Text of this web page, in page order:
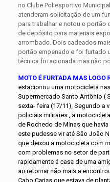
no Clube Poliesportivo
atenderam solicitação de um
para trabalhar e notou o portão
de depósito para materiais
arrombado. Dois cadeados
portão empenado e foi furtado
técnica foi acionada mas não
MOTO É FURTADA MAS LOGO
estacionou uma motocicleta
Supermercado Santo Antônio (
sexta- feira (17/11), Segundo a
policiais militares , a
de Rochedo de Minas que
este pudesse vir até São João
que deixou a motocicleta com
com problemas no setor de
rapidamente á casa de uma
ao retornar não mais a
Cabo Carias que estava de